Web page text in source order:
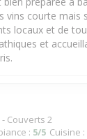
vins courte mais
locaux et de
et
- Couverts 2
: 5/5 Cuisine :